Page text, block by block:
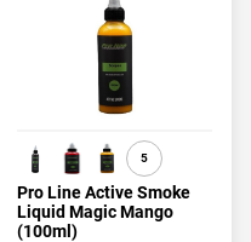
5
Pro Line Active Smoke
Liquid Magic Mango
(100ml)